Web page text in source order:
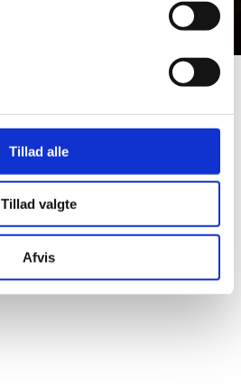
Tillad alle
Tillad valgte
Afvis